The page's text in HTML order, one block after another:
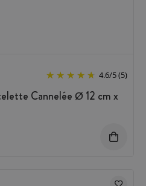
4.6/5(5)
Cannelée Ø 12 cm x